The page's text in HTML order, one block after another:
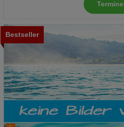
Termine
Bestseller